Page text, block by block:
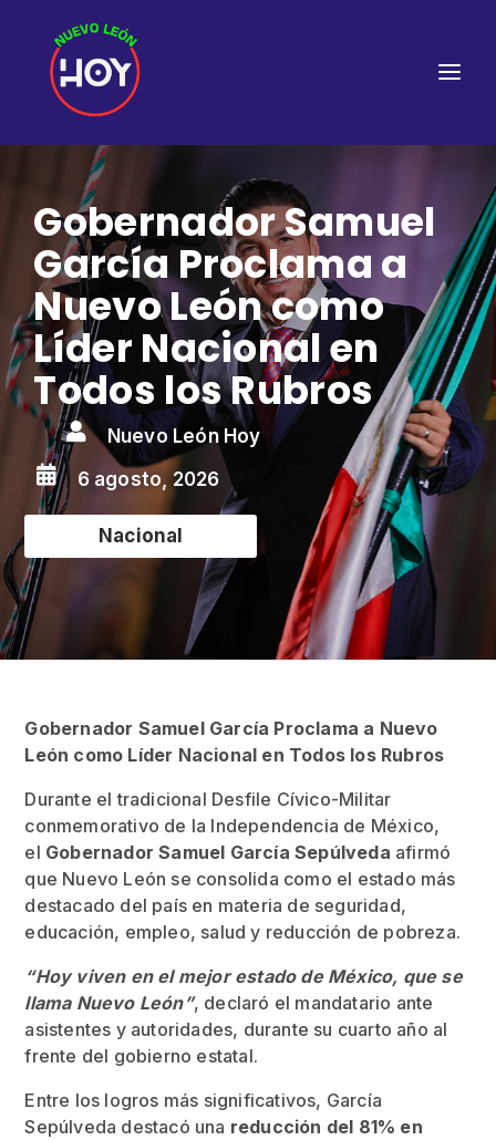
Gobernador Samuel
García Proclama a
Nuevo León como
Líder Nacional en
Todos los Rubros
 Nuevo León Hoy
 6 agosto, 2026
Nacional
Gobernador Samuel García Proclama a Nuevo
León como Líder Nacional en Todos los Rubros
Durante el tradicional Desfile Cívico-Militar
conmemorativo de la Independencia de México,
el Gobernador Samuel García Sepúlveda afirmó
que Nuevo León se consolida como el estado más
destacado del país en materia de seguridad,
educación, empleo, salud y reducción de pobreza.
“Hoy viven en el mejor estado de México, que se
llama Nuevo León”, declaró el mandatario ante
asistentes y autoridades, durante su cuarto año al
frente del gobierno estatal.
Entre los logros más significativos, García
Sepúlveda destacó una reducción del 81% en